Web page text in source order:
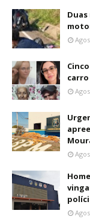
carro